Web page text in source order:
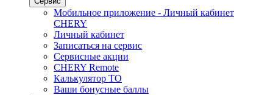
Мобильное приложение - Личный кабинет
CHERY
Личный кабинет
Записаться на сервис
Сервисные акции
CHERY Remote
Калькулятор ТО
Ваши бонусные баллы